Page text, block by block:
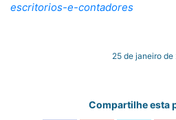
escritorios-e-contadores
25 de janeiro de
Compartilhe esta